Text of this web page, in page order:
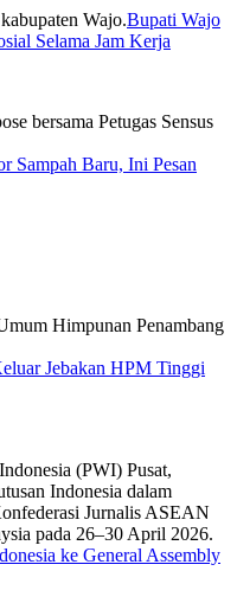
Bupati Wajo
Selama Jam Kerja
Sampah Baru, Ini Pesan
Jebakan HPM Tinggi
ke General Assembly